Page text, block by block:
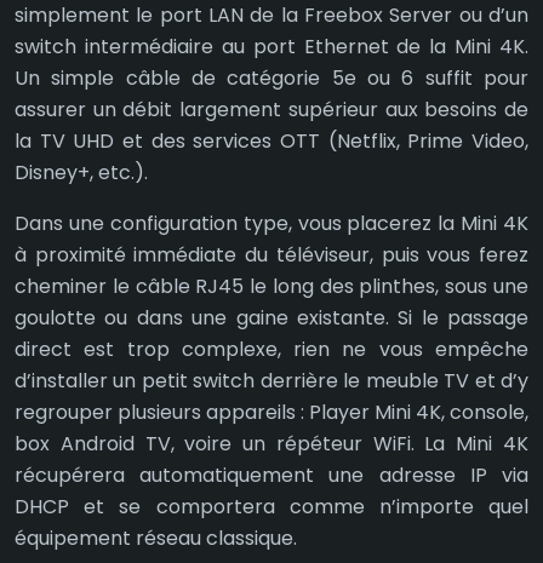
simplement le port LAN de la Freebox Server ou d’un
switch intermédiaire au port Ethernet de la Mini 4K.
Un simple câble de catégorie 5e ou 6 suffit pour
assurer un débit largement supérieur aux besoins de
la TV UHD et des services OTT (Netflix, Prime Video,
Disney+, etc.).
Dans une configuration type, vous placerez la Mini 4K
à proximité immédiate du téléviseur, puis vous ferez
cheminer le câble RJ45 le long des plinthes, sous une
goulotte ou dans une gaine existante. Si le passage
direct est trop complexe, rien ne vous empêche
d’installer un petit switch derrière le meuble TV et d’y
regrouper plusieurs appareils : Player Mini 4K, console,
box Android TV, voire un répéteur WiFi. La Mini 4K
récupérera automatiquement une adresse IP via
DHCP et se comportera comme n’importe quel
équipement réseau classique.